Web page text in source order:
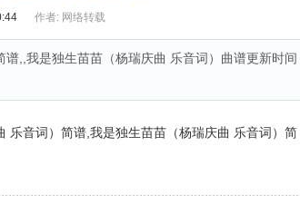
作者: 网络转载
,,我是独生苗苗（杨瑞庆曲 乐音词）曲谱更新时间
乐音词）简谱,我是独生苗苗（杨瑞庆曲 乐音词）简